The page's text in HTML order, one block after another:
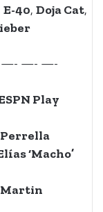
E-40, Doja Cat,
—- —- —-
Play
‘Macho’
Martin